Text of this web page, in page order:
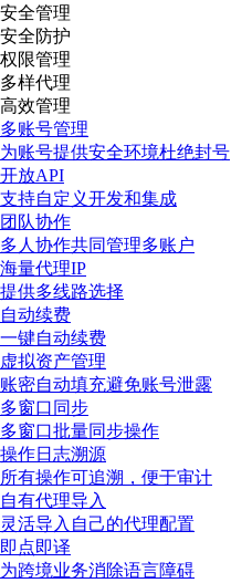
安全管理
安全防护
权限管理
多样代理
高效管理
多账号管理
为账号提供安全环境杜绝封号
开放API
支持自定义开发和集成
团队协作
多人协作共同管理多账户
海量代理IP
提供多线路选择
自动续费
一键自动续费
虚拟资产管理
账密自动填充避免账号泄露
多窗口同步
多窗口批量同步操作
操作日志溯源
所有操作可追溯，便于审计
自有代理导入
灵活导入自己的代理配置
即点即译
为跨境业务消除语言障碍